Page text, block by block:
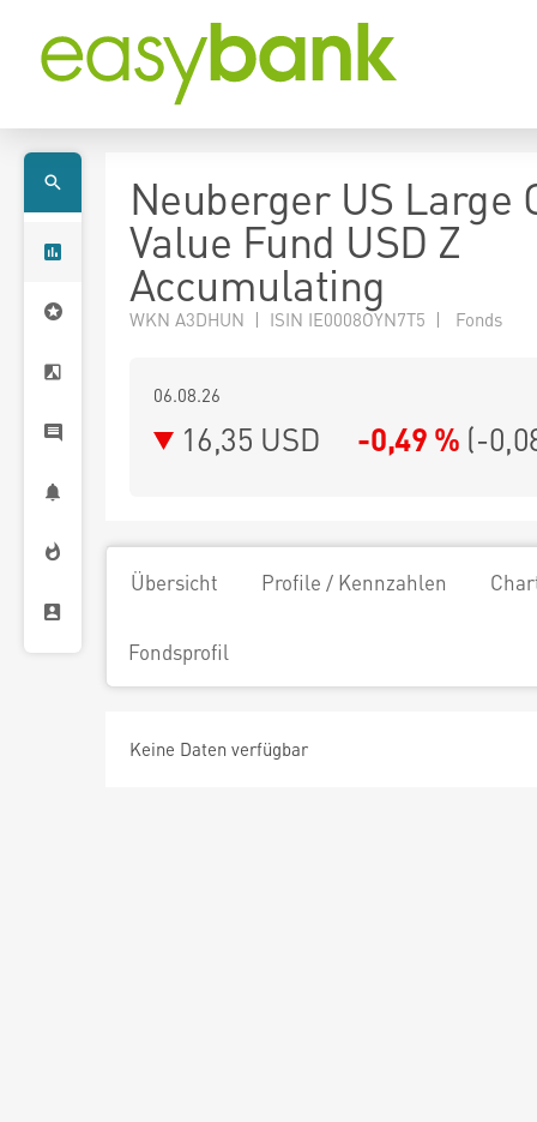
Neuberger US Large
Value Fund USD Z
Accumulating
WKN A3DHUN | ISIN IE0008OYN7T5 | Fonds
06.08.26
16,35 USD -0,49 % (-
Übersicht Profile / Kennzahlen
Fondsprofil
Keine Daten verfügbar